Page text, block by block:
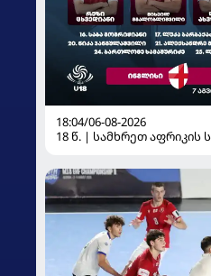
18:04/06-08-2026
18 წ. | სამხრეთ აფრიკის